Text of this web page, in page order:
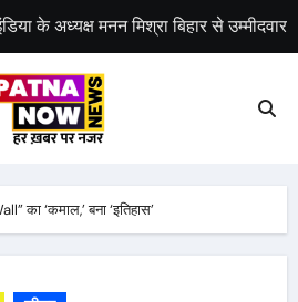
राजद का बंद को समर्थन
का ‘कमाल,’ बना ‘इतिहास’